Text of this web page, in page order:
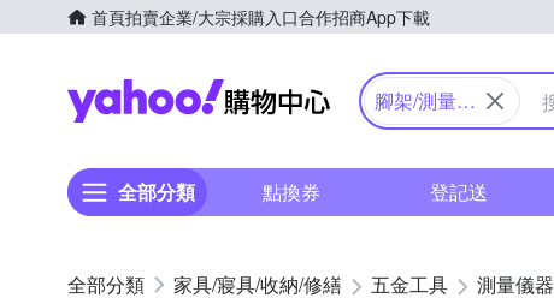
首頁拍賣企業/大宗採購入口合作招商App下載
Yahoo購物中心
腳架/測量配
全部分類 點換券 登記送
家具/寢具/收納/修繕 五金工具 測量儀器